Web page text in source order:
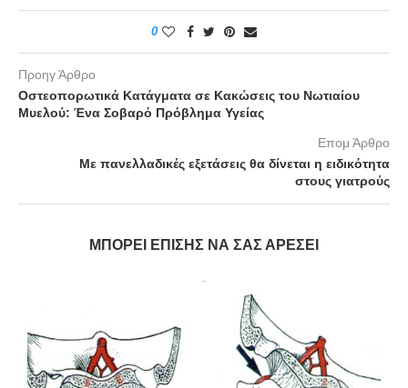
0
Προηγ Άρθρο
Οστεοπορωτικά Κατάγματα σε Κακώσεις του Νωτιαίου
Μυελού: Ένα Σοβαρό Πρόβλημα Υγείας
Επομ Άρθρο
Με πανελλαδικές εξετάσεις θα δίνεται η ειδικότητα
στους γιατρούς
ΜΠΟΡΕΊ ΕΠΊΣΗΣ ΝΑ ΣΑΣ ΑΡΈΣΕΙ